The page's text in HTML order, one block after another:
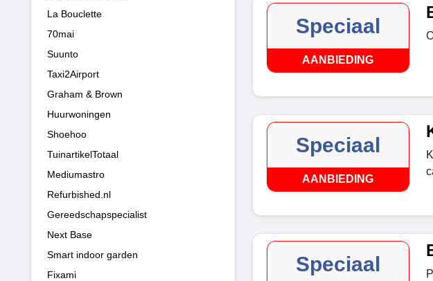
La Bouclette
70mai
Suunto
Taxi2Airport
Graham & Brown
Huurwoningen
Shoehoo
TuinartikelTotaal
Mediumastro
Refurbished.nl
Gereedschapspecialist
Next Base
Smart indoor garden
Fixami
Speciaal
AANBIEDING
Speciaal
AANBIEDING
Speciaal